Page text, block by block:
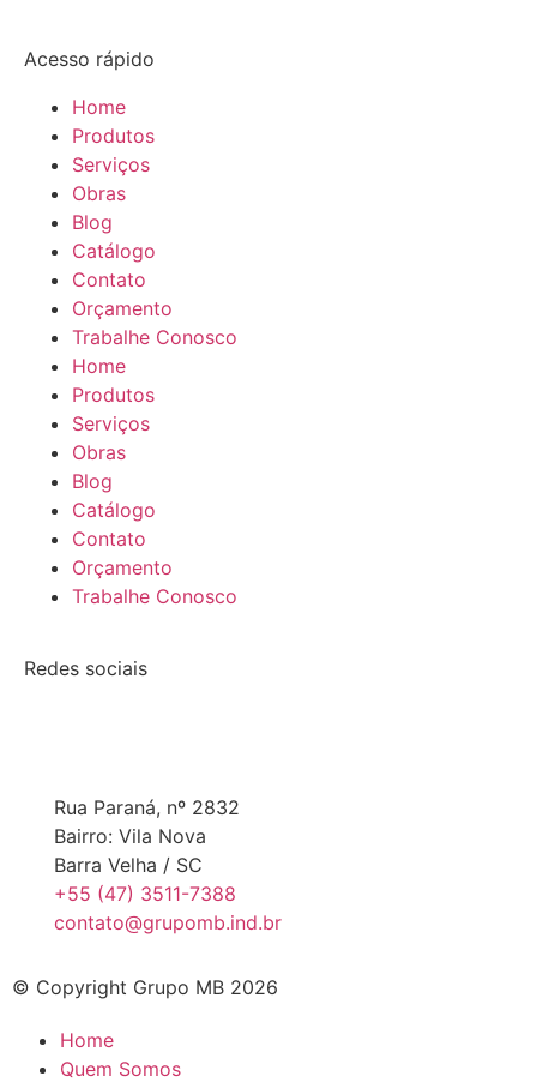
Acesso rápido
Home
Produtos
Serviços
Obras
Blog
Catálogo
Contato
Orçamento
Trabalhe Conosco
Home
Produtos
Serviços
Obras
Blog
Catálogo
Contato
Orçamento
Trabalhe Conosco
Redes sociais
Rua Paraná, nº 2832
Bairro: Vila Nova
Barra Velha / SC
+55 (47) 3511-7388
contato@grupomb.ind.br
© Copyright Grupo MB 2026
Home
Quem Somos